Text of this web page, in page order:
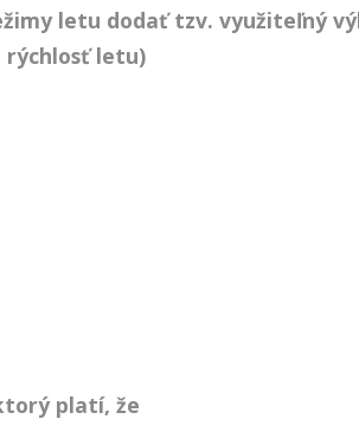
letu dodať tzv. využiteľný
rýchlosť letu)
platí, že